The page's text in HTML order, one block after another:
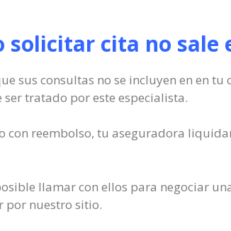
solicitar cita no sale
sus consultas no se incluyen en en
tratado por este especialista.
con reembolso, tu aseguradora
llamar con ellos para negociar
por nuestro sitio.